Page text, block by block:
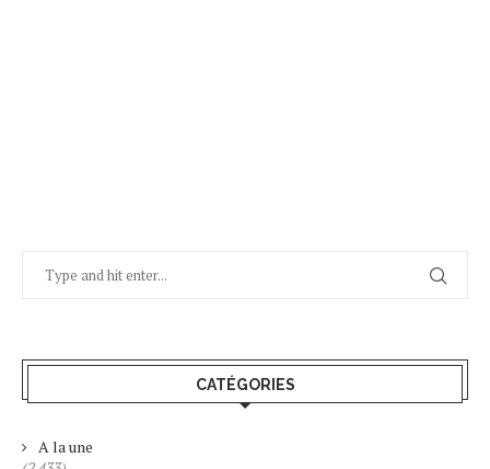
CATÉGORIES
A la une